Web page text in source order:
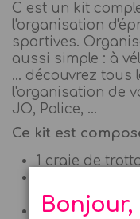
Bonjour,
C est un kit
l'organisation
sportives.
aussi simple : à
... découvrez tous
l'organisation de
JO, Police, ...
Ce kit est
1 craie de
2 cartes
ou autre
6 Cônes